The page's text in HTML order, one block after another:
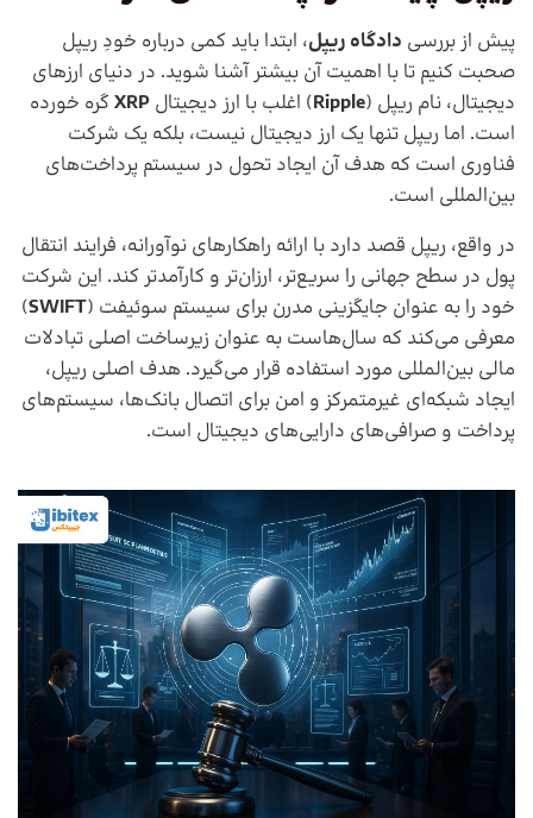
پیش از بررسی دادگاه ریپل، ابتدا باید کمی درباره خودِ ریپل
صحبت کنیم تا با اهمیت آن بیشتر آشنا شوید. در دنیای ارزهای
دیجیتال، نام ریپل (Ripple) اغلب با ارز دیجیتال XRP گره خورده
است. اما ریپل تنها یک ارز دیجیتال نیست، بلکه یک شرکت
فناوری است که هدف آن ایجاد تحول در سیستم پرداخت‌های
بین‌المللی است.
در واقع، ریپل قصد دارد با ارائه راهکارهای نوآورانه، فرایند انتقال
پول در سطح جهانی را سریع‌تر، ارزان‌تر و کارآمدتر کند. این شرکت
خود را به عنوان جایگزینی مدرن برای سیستم سوئیفت (SWIFT
)
معرفی می‌کند که سال‌هاست به عنوان زیرساخت اصلی تبادلات
مالی بین‌المللی مورد استفاده قرار می‌گیرد. هدف اصلی ریپل،
ایجاد شبکه‌ای غیرمتمرکز و امن برای اتصال بانک‌ها، سیستم‌های
پرداخت و صرافی‌های دارایی‌های دیجیتال است.